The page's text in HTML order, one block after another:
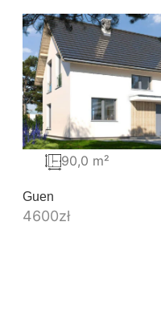
Guen
4600zł
90,0 m²